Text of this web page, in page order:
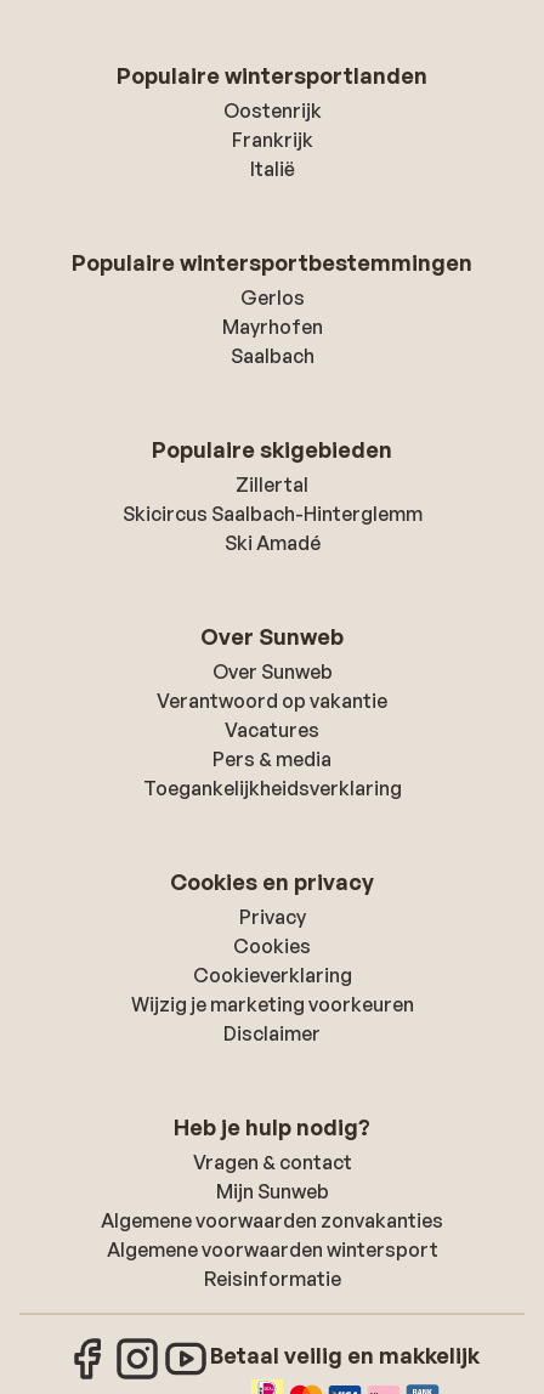
Populaire wintersportlanden
Oostenrijk
Frankrijk
Italië
Populaire wintersportbestemmingen
Gerlos
Mayrhofen
Saalbach
Populaire skigebieden
Zillertal
Skicircus Saalbach-Hinterglemm
Ski Amadé
Over Sunweb
Over Sunweb
Verantwoord op vakantie
Vacatures
Pers & media
Toegankelijkheidsverklaring
Cookies en privacy
Privacy
Cookies
Cookieverklaring
Wijzig je marketing voorkeuren
Disclaimer
Heb je hulp nodig?
Vragen & contact
Mijn Sunweb
Algemene voorwaarden zonvakanties
Algemene voorwaarden wintersport
Reisinformatie
Betaal veilig en makkelijk